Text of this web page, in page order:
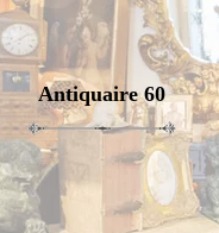
Antiquaire 60